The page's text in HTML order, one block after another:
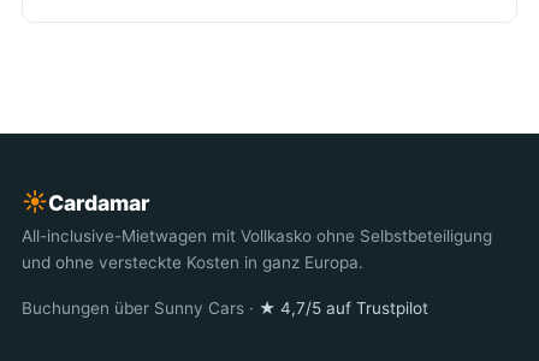
☀︎Cardamar
All-inclusive-Mietwagen mit Vollkasko ohne Selbstbeteiligung
und ohne versteckte Kosten in ganz Europa.
Buchungen über Sunny Cars · ★ 4,7/5 auf Trustpilot